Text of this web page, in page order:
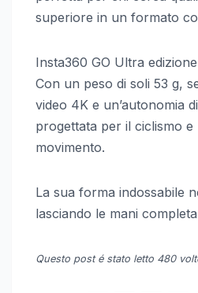
superiore in un formato
Insta360 GO Ultra
Con un peso di soli 53 g,
video 4K e un’autonomia
progettata per il ciclismo e
movimento.
La sua forma indossabile
lasciando le mani
Questo post é stato letto 480